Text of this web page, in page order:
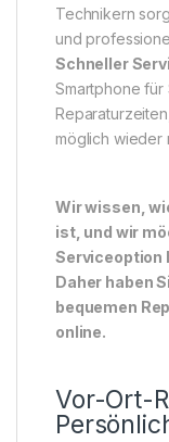
Technikern
und
Schneller
Smartphone für
möglich wieder
Wir wissen,
ist, und wir
Serviceoption
Daher haben
bequemen
online.
Vor-Ort-